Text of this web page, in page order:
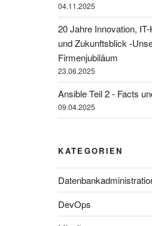
04.11.2025
20 Jahre Innovation,
und Zukunftsblick -
Firmenjubiläum
23.06.2025
Ansible Teil 2 - Facts
09.04.2025
KATEGORIEN
DevOps